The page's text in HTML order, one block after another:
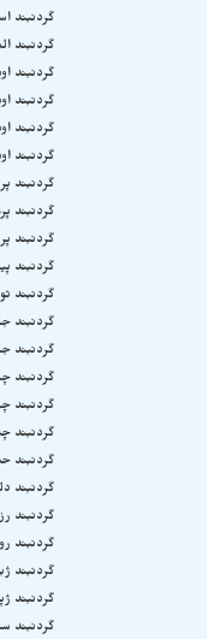
گردنبند
گردنبند
گردنبند
گردنبند
گردنبند
گردنبند
گردنبند
گردنبند
گردنبند
گردنبند
گردنبند
گردنبند
گردنبند
گردنبند
گردنبند
گردنبند
گردنبند
گردنبند
گردنبند
گردنبند
گردنبند
گردنبند
گردنبند